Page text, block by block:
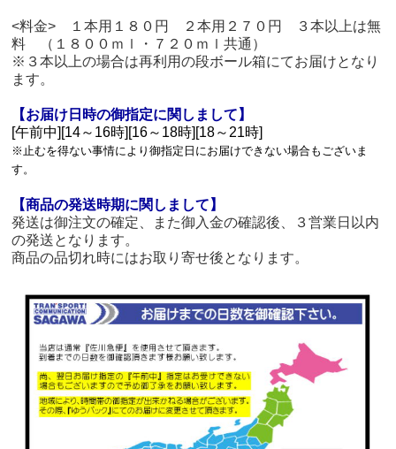
<料金> １本用１８０円 ２本用２７０円 ３本以上は無
料 （１８００ｍｌ・７２０ｍｌ共通）
※３本以上の場合は再利用の段ボール箱にてお届けとなり
ます。
【お届け日時の御指定に関しまして】
[午前中][14～16時][16～18時][18～21時]
※止むを得ない事情により御指定日にお届けできない場合もございま
す。
【商品の発送時期に関しまして】
発送は御注文の確定、また御入金の確認後、３営業日以内
の発送となります。
商品の品切れ時にはお取り寄せ後となります。